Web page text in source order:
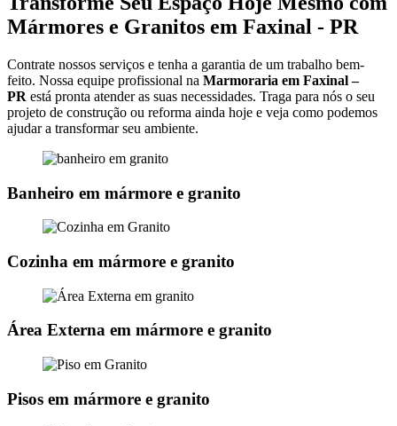
Mármores e Granitos em Faxinal - PR
Contrate nossos serviços e tenha a garantia de um trabalho bem-
feito. Nossa equipe profissional na Marmoraria em Faxinal –
PR está pronta atender as suas necessidades. Traga para nós o seu
projeto de construção ou reforma ainda hoje e veja como podemos
ajudar a transformar seu ambiente.
Banheiro em mármore e granito
Cozinha em mármore e granito
Área Externa em mármore e granito
Pisos em mármore e granito